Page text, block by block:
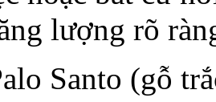
lượng rõ
Santo (gỗ